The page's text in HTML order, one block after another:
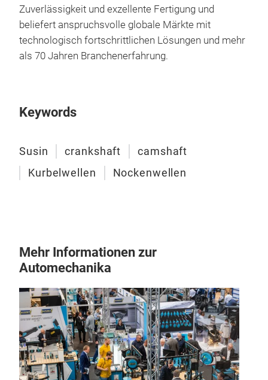
Zuverlässigkeit und exzellente Fertigung und
beliefert anspruchsvolle globale Märkte mit
technologisch fortschrittlichen Lösungen und mehr
als 70 Jahren Branchenerfahrung.
Keywords
Susin crankshaft
camshaft
Kurbelwellen
Nockenwellen
Mehr Informationen zur
Automechanika